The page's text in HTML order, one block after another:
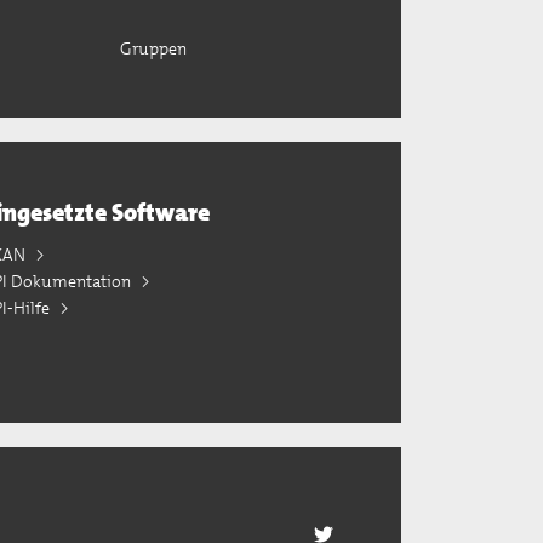
Gruppen
Software
Dokumentation
Hilfe